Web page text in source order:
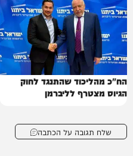
הח"כ מהליכוד שהתנגד לחוק
הגיוס מצטרף לליברמן
שלח תגובה על הכתבה